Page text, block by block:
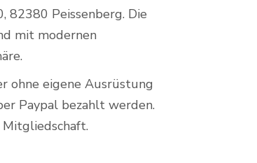
82380 Peissenberg. Die
mit modernen
ohne eigene Ausrüstung
Paypal bezahlt werden.
Mitgliedschaft.